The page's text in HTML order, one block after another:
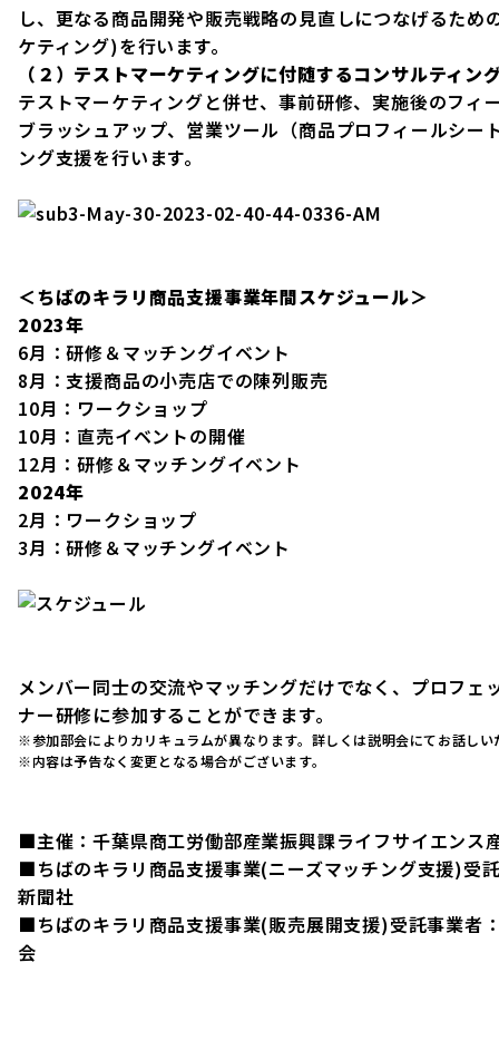
し、更なる商品開発や販売戦略の見直しにつなげるため
ケティング)を行います。
（２）テストマーケティングに付随するコンサルティン
テストマーケティングと併せ、事前研修、実施後のフィ
ブラッシュアップ、営業ツール（商品プロフィールシー
ング支援を行います。
＜ちばのキラリ商品支援事業年間スケジュール＞
2023年
6月：研修＆マッチングイベント
8月：支援商品の小売店での陳列販売
10月：ワークショップ
10月：直売イベントの開催
12月：研修＆マッチングイベント
2024年
2月：ワークショップ
3月：研修＆マッチングイベント
メンバー同士の交流やマッチングだけでなく、プロフェ
ナー研修に参加することができます。
※参加部会によりカリキュラムが異なります。詳しくは説明会にてお話しい
※内容は予告なく変更となる場合がございます。
■主催：千葉県商工労働部産業振興課ライフサイエンス
■ちばのキラリ商品支援事業(ニーズマッチング支援)受
新聞社
■ちばのキラリ商品支援事業(販売展開支援)受託事業者
会